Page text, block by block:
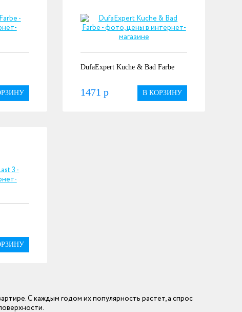
DufaExpert Kuche & Bad Farbe
В КОРЗИНУ
1471 р
С каждым годом их популярность растет, а спрос